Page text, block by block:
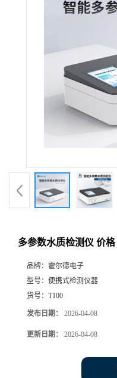
多参数水质检测仪 价格
品牌： 霍尔德电子
型号： 便携式检测仪器
货号： T100
发布日期： 2026-04-08
更新日期： 2026-04-08